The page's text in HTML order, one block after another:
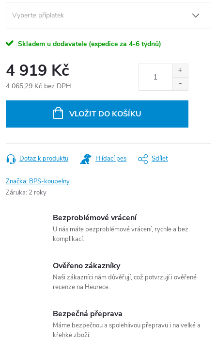
Skladem u dodavatele (expedice za 4-6 týdnů)
4 919 Kč
4 065,29 Kč bez DPH
VLOŽIT DO KOŠÍKU
Dotaz k produktu Hlídací pes Sdílet
Značka: BPS-koupelny
Záruka: 2 roky
Bezproblémové vrácení
U nás máte bezproblémové vrácení, rychle a bez
komplikací.
Ověřeno zákazníky
Naši zákazníci nám důvěřují, což potvrzují i ověřené
recenze na Heurece.
Bezpečná přeprava
Máme bezpečnou a spolehlivou přepravu i na velké a
křehké zboží.